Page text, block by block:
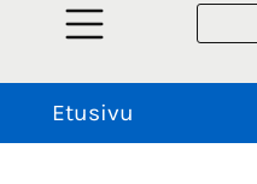
Etusivu